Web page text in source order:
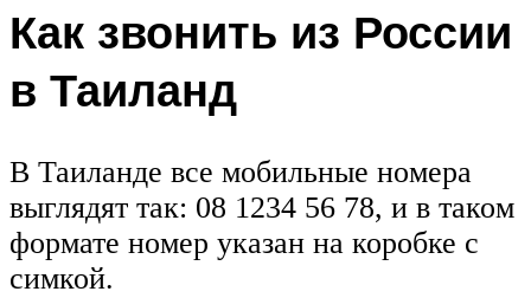
Как звонить из России
в Таиланд
В Таиланде все мобильные номера
выглядят так: 08 1234 56 78, и в таком
формате номер указан на коробке с
симкой.